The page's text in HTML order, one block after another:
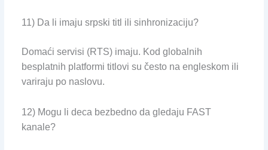
11) Da li imaju srpski titl ili sinhronizaciju?
Domaći servisi (RTS) imaju. Kod globalnih
besplatnih platformi titlovi su često na engleskom ili
variraju po naslovu.
12) Mogu li deca bezbedno da gledaju FAST
kanale?